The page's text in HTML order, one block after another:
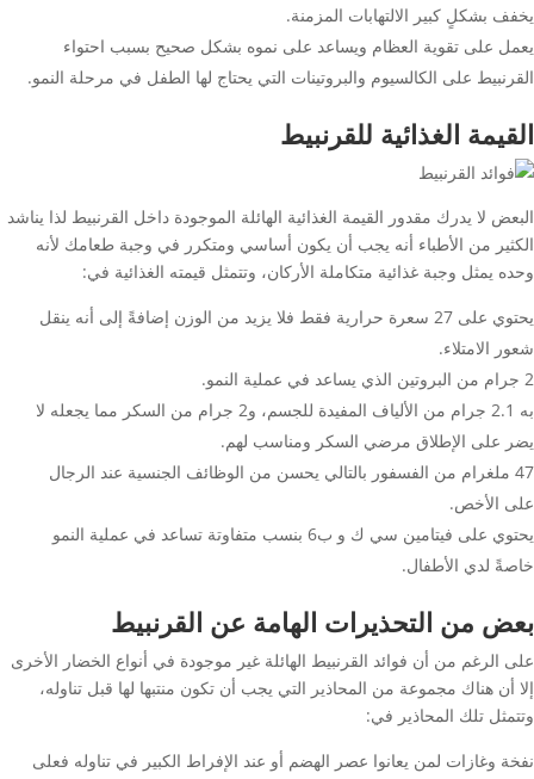
يخفف بشكلٍ كبير الالتهابات المزمنة.
يعمل على تقوية العظام ويساعد على نموه بشكل صحيح بسبب احتواء
القرنبيط على الكالسيوم والبروتينات التي يحتاج لها الطفل في مرحلة النمو.
القيمة الغذائية للقرنبيط
البعض لا يدرك مقدور القيمة الغذائية الهائلة الموجودة داخل القرنبيط لذا يناشد
الكثير من الأطباء أنه يجب أن يكون أساسي ومتكرر في وجبة طعامك لأنه
وحده يمثل وجبة غذائية متكاملة الأركان، وتتمثل قيمته الغذائية في:
يحتوي على 27 سعرة حرارية فقط فلا يزيد من الوزن إضافةً إلى أنه ينقل
شعور الامتلاء.
2 جرام من البروتين الذي يساعد في عملية النمو.
به 2.1 جرام من الألياف المفيدة للجسم، و2 جرام من السكر مما يجعله لا
يضر على الإطلاق مرضي السكر ومناسب لهم.
47 ملغرام من الفسفور بالتالي يحسن من الوظائف الجنسية عند الرجال
على الأخص.
يحتوي على فيتامين سي ك و ب6 بنسب متفاوتة تساعد في عملية النمو
خاصةً لدي الأطفال.
بعض من التحذيرات الهامة عن القرنبيط
على الرغم من أن فوائد القرنبيط الهائلة غير موجودة في أنواع الخضار الأخرى
إلا أن هناك مجموعة من المحاذير التي يجب أن تكون منتبها لها قبل تناوله،
وتتمثل تلك المحاذير في:
نفخة وغازات لمن يعانوا عصر الهضم أو عند الإفراط الكبير في تناوله فعلى